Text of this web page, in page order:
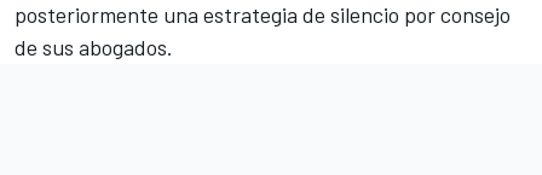
posteriormente una estrategia de silencio por consejo
de sus abogados.